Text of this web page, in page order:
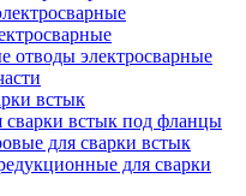
отводы электросварные
встык
сварки встык под фланцы
для сварки встык
для сварки